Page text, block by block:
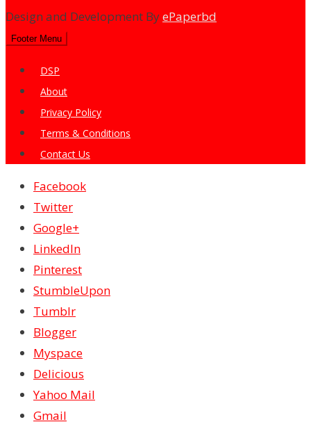
Design and Development ByePaperbd
Footer Menu
DSP
About
Privacy Policy
Terms & Conditions
Contact Us
Facebook
Twitter
Google+
LinkedIn
Pinterest
StumbleUpon
Tumblr
Blogger
Myspace
Delicious
Yahoo Mail
Gmail